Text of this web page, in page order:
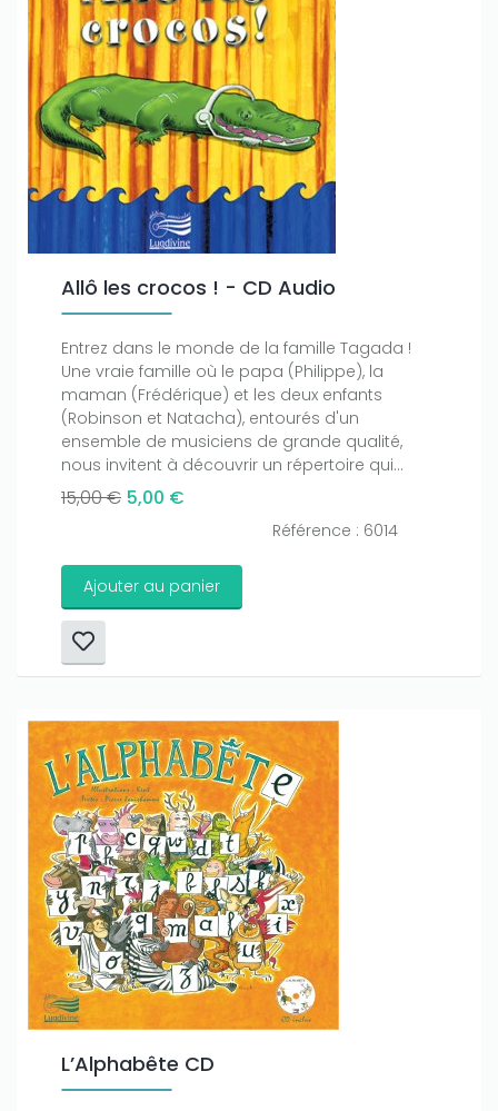
Allô les crocos ! - CD Audio
Entrez dans le monde de la famille Tagada !
Une vraie famille où le papa (Philippe), la
maman (Frédérique) et les deux enfants
(Robinson et Natacha), entourés d'un
ensemble de musiciens de grande qualité,
nous invitent à découvrir un répertoire qui...
15,00 € 5,00 €
Référence : 6014
Ajouter au panier
L’Alphabête CD